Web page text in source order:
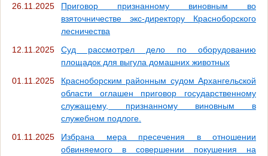
26.11.2025
Приговор признанному виновным во
взяточничестве экс-директору Красноборского
лесничества
12.11.2025
Суд рассмотрел дело по оборудованию
площадок для выгула домашних животных
01.11.2025
Красноборским районным судом Архангельской
области оглашен приговор государственному
служащему, признанному виновным в
служебном подлоге.
01.11.2025
Избрана мера пресечения в отношении
обвиняемого в совершении покушения на